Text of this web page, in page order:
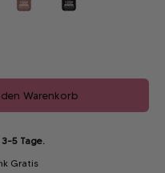
Warenkorb
5 Tage.
Gratis